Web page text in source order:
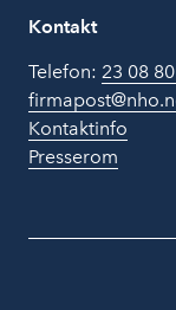
Kontakt
Telefon: 23 08
Kontaktinfo
Presserom